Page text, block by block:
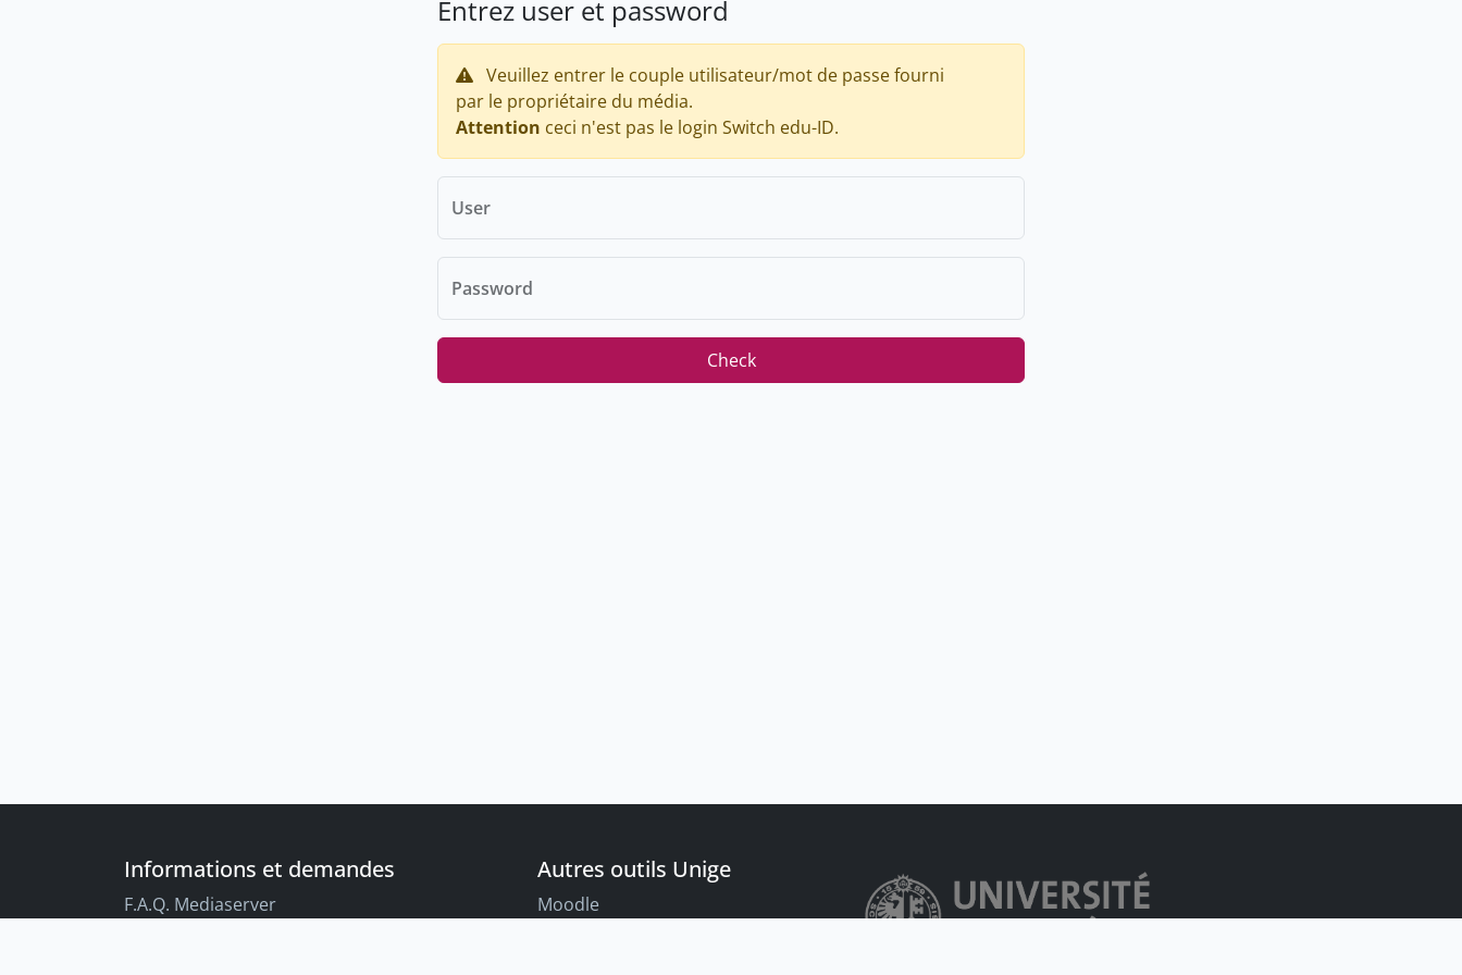
Entrez user et password
Veuillez entrer le couple utilisateur/mot de passe fourni
par le propriétaire du média.
Attention ceci n'est pas le login Switch edu-ID.
User
Password
Check
Informations et demandes
F.A.Q. Mediaserver
Autres outils Unige
Moodle